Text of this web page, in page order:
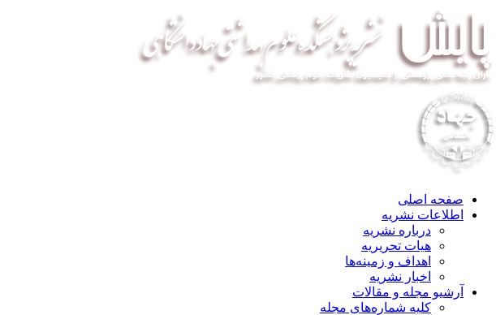
صفحه اصلی
اطلاعات نشریه
درباره نشریه
هیات تحریریه
اهداف و زمینه‌ها
اخبار نشریه
آرشیو مجله و مقالات
کلیه شماره‌های مجله